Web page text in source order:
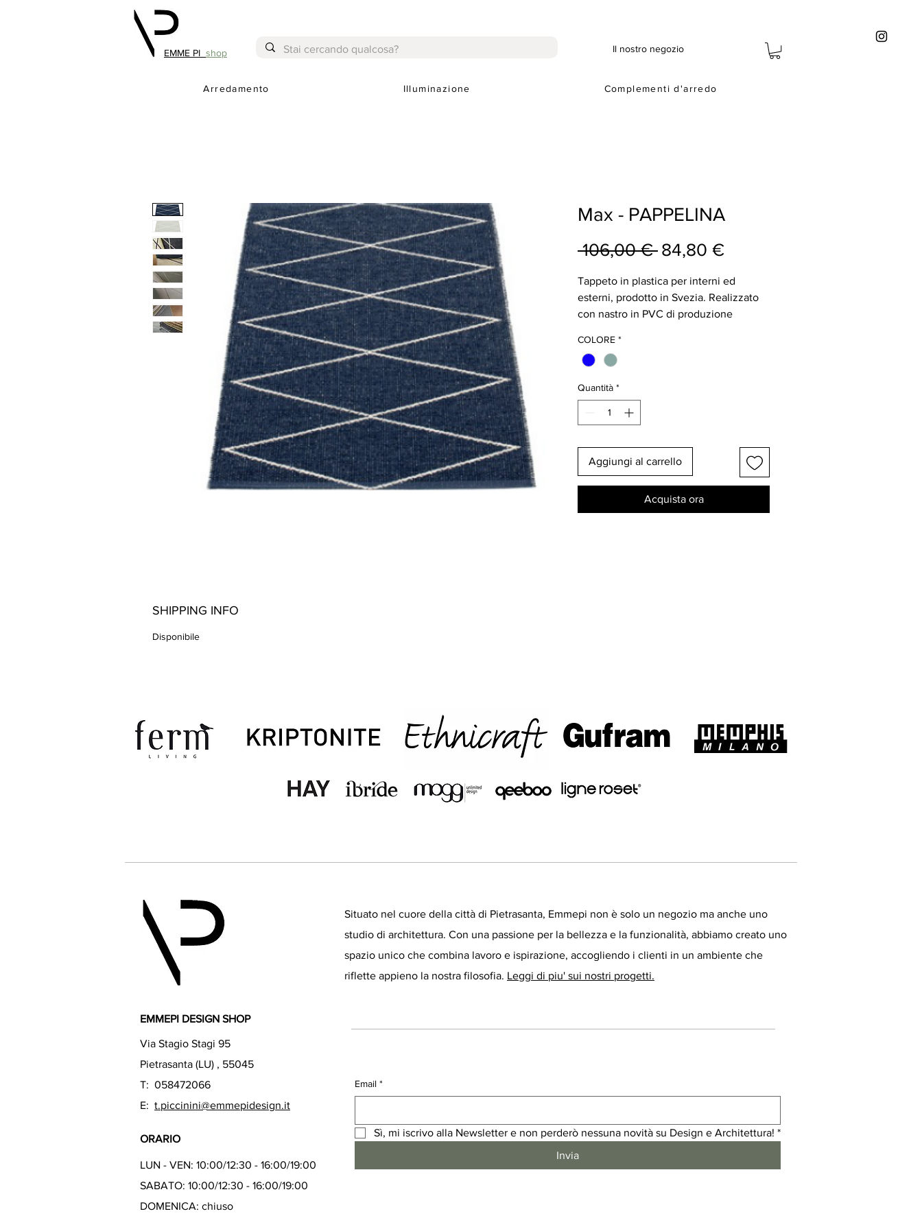
EMME PI shop Il nostro negozio
Arredamento Illuminazione Complementi d'arredo
Max - PAPPELINA
106,00 € Prezzo
84,80 €Prezzo
Tappeto in plastica per interni ed
esterni, prodotto in Svezia. Realizzato
con nastro in PVC di produzione
intrecciato su telai tradizionali.
Bordi rinforzati e saldati per garantire
lavabile a mano o in lavatrice a bassa
temperatura (30°C), senza centrifuga.
Dimensioni: 70 x 100cm
COLORE *
Quantità *
Aggiungi al carrello
Acquista ora
SHIPPING INFO
Disponibile
Situato nel cuore della città di Pietrasanta, Emmepi non è solo un negozio ma anche uno
studio di architettura. Con una passione per la bellezza e la funzionalità, abbiamo creato uno
spazio unico che combina lavoro e ispirazione, accogliendo i clienti in un ambiente che
riflette appieno la nostra filosofia. Leggi di piu' sui nostri progetti.
EMMEPI DESIGN SHOP
Via Stagio Stagi 95
Pietrasanta (LU) , 55045
T: 058472066
E: t.piccinini@emmepidesign.it
ORARIO
LUN - VEN: 10:00/12:30 - 16:00/19:00
SABATO: 10:00/12:30 - 16:00/19:00
DOMENICA: chiuso
Email *
Sì, mi iscrivo alla Newsletter e non perderò nessuna novità su Design e Architettura! *
Invia